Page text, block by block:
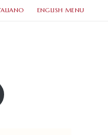
ENGLISH MENU